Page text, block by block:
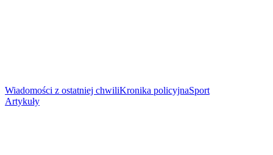
Wiadomości z ostatniej chwiliKronika policyjnaSport
Artykuły